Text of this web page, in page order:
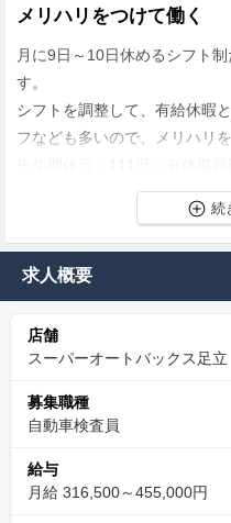
メリハリをつけて働く
月に9日～10日休めるシフト
す。
シフトを調整して、有給休暇
フなども多いので、メリハリ
盤石な経営基盤で安心
1930年に創業した商社である
合同出資会社。
腰を据えて長く働きたい方に
求人概要
店舗
スーパーオートバックス足立
募集職種
自動車検査員
給与
月給 316,500～455,000円